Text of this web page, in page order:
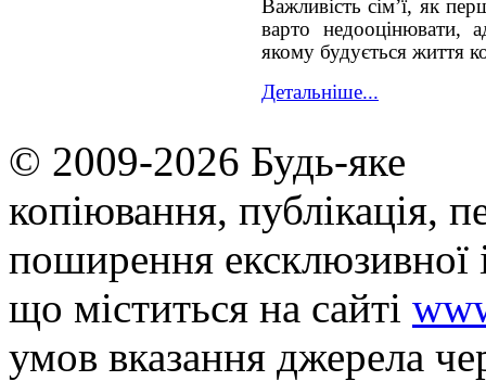
Важливість сім’ї, як
варто недооцінювати,
якому будується життя
Детальніше...
© 2009-2026 Будь-яке
копiювання, публiкацiя,
поширення
що мiститься на сайті
умов вказання джерела